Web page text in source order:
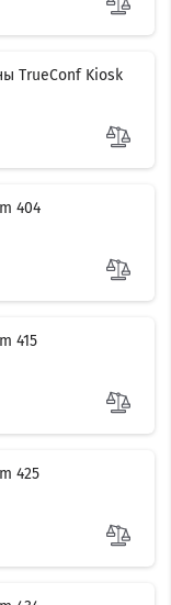
TrueConf Kiosk
404
415
425